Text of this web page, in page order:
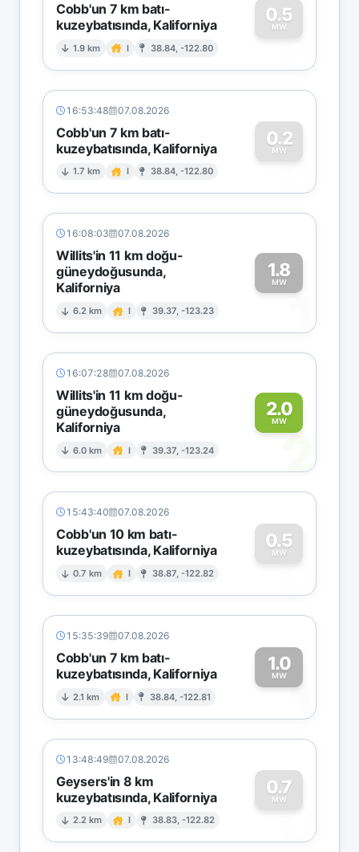
Cobb'un 7 km batı-
kuzeybatısında, Kaliforniya
1.9 km I 38.84, -122.80
0.5
MW
0
16:53:48 07.08.2026
Cobb'un 7 km batı-
kuzeybatısında, Kaliforniya
1.7 km I 38.84, -122.80
0.2
MW
0
16:08:03 07.08.2026
Willits'in 11 km doğu-
güneydoğusunda,
Kaliforniya
6.2 km I 39.37, -123.23
1.8
MW
1
16:07:28 07.08.2026
Willits'in 11 km doğu-
güneydoğusunda,
Kaliforniya
6.0 km I 39.37, -123.24
2.0
MW
2
15:43:40 07.08.2026
Cobb'un 10 km batı-
kuzeybatısında, Kaliforniya
0.7 km I 38.87, -122.82
0.5
MW
0
15:35:39 07.08.2026
Cobb'un 7 km batı-
kuzeybatısında, Kaliforniya
2.1 km I 38.84, -122.81
1.0
MW1
13:48:49 07.08.2026
Geysers'in 8 km
kuzeybatısında, Kaliforniya
2.2 km I 38.83, -122.82
0.7
MW
0